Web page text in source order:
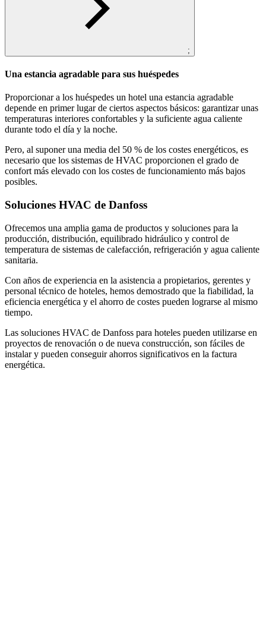
;
Una estancia agradable para sus huéspedes
Proporcionar a los huéspedes un hotel una estancia agradable
depende en primer lugar de ciertos aspectos básicos: garantizar unas
temperaturas interiores confortables y la suficiente agua caliente
durante todo el día y la noche.
Pero, al suponer una media del 50 % de los costes energéticos, es
necesario que los sistemas de HVAC proporcionen el grado de
confort más elevado con los costes de funcionamiento más bajos
posibles.
Soluciones HVAC de Danfoss
Ofrecemos una amplia gama de productos y soluciones para la
producción, distribución, equilibrado hidráulico y control de
temperatura de sistemas de calefacción, refrigeración y agua caliente
sanitaria.
Con años de experiencia en la asistencia a propietarios, gerentes y
personal técnico de hoteles, hemos demostrado que la fiabilidad, la
eficiencia energética y el ahorro de costes pueden lograrse al mismo
tiempo.
Las soluciones HVAC de Danfoss para hoteles pueden utilizarse en
proyectos de renovación o de nueva construcción, son fáciles de
instalar y pueden conseguir ahorros significativos en la factura
energética.